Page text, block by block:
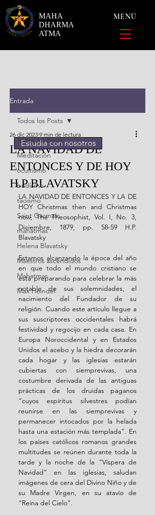
MAHA
DHARMA
ATMA
MENÚ
Entrada
Todos los Posts
Meditación
ocultismo
budismo
taoismo
Saint Germain
mahatmas
Helena Blavatsky
Maestros ascendidos
Mahatmas
Max Heindel
Todos los Posts
LA NAVIDAD DE
ENTONCES Y DE HOY
H.P BLAVATSKY
26 dic 2023 9 min de lectura
LA NAVIDAD DE ENTONCES Y LA DE
HOY Christmas then and Christmas
now, The Theosophist, Vol. I, No. 3,
Diciembre, 1879, pp. 58-59 H.P.
Blavatsky
Estamos alcanzando la época del año
en que todo el mundo cristiano se
está preparando para celebrar la más
notable de sus solemnidades, el
nacimiento del Fundador de su
religión. Cuando este artículo llegue a
sus suscriptores occidentales habrá
festividad y regocijo en cada casa. En
Europa Noroccidental y en Estados
Unidos el acebo y la hiedra decorarán
cada hogar y las iglesias estarán
cubiertas con siemprevivas, una
costumbre derivada de las antiguas
prácticas de los druidas paganos
“cuyos espíritus silvestres podían
reunirse en las siemprevivas y
permanecer intocados por la helada
hasta una estación más templada”. En
los países católicos romanos grandes
multitudes se reúnen durante toda la
tarde y la noche de la “Víspera de
Navidad” en las iglesias, saludan
imágenes de cera del Divino Niño y de
su Madre Virgen, en su atavío de
“Reina del Cielo”.
Estudia con nosotros